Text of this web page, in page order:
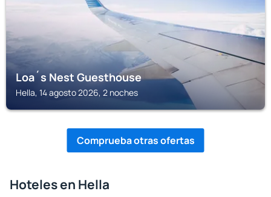
Loa´s Nest Guesthouse
Hella, 14 agosto 2026, 2 noches
Comprueba otras ofertas
Hoteles en Hella